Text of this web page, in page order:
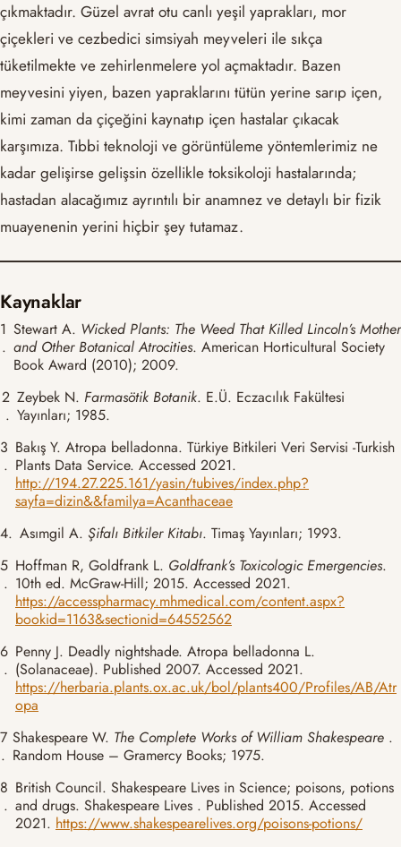
çıkmaktadır. Güzel avrat otu canlı yeşil yaprakları, mor
çiçekleri ve cezbedici simsiyah meyveleri ile sıkça
tüketilmekte ve zehirlenmelere yol açmaktadır. Bazen
meyvesini yiyen, bazen yapraklarını tütün yerine sarıp içen,
kimi zaman da çiçeğini kaynatıp içen hastalar çıkacak
karşımıza. Tıbbi teknoloji ve görüntüleme yöntemlerimiz ne
kadar gelişirse gelişsin özellikle toksikoloji hastalarında;
hastadan alacağımız ayrıntılı bir anamnez ve detaylı bir fizik
muayenenin yerini hiçbir şey tutamaz.
Kaynaklar
1
.
Stewart A. Wicked Plants: The Weed That Killed Lincoln’s Mother
and Other Botanical Atrocities. American Horticultural Society
Book Award (2010); 2009.
2
.
Zeybek N. Farmasötik Botanik. E.Ü. Eczacılık Fakültesi
Yayınları; 1985.
3
.
Bakış Y. Atropa belladonna. Türkiye Bitkileri Veri Servisi -Turkish
Plants Data Service. Accessed 2021.
http://194.27.225.161/yasin/tubives/index.php?
sayfa=dizin&&familya=Acanthaceae
4. Asımgil A. Şifalı Bitkiler Kitabı. Timaş Yayınları; 1993.
5
.
Hoffman R, Goldfrank L. Goldfrank’s Toxicologic Emergencies.
10th ed. McGraw-Hill; 2015. Accessed 2021.
https://accesspharmacy.mhmedical.com/content.aspx?
bookid=1163&sectionid=64552562
6
.
Penny J. Deadly nightshade. Atropa belladonna L.
(Solanaceae). Published 2007. Accessed 2021.
https://herbaria.plants.ox.ac.uk/bol/plants400/Profiles/AB/Atr
opa
7
.
Shakespeare W. The Complete Works of William Shakespeare .
Random House – Gramercy Books; 1975.
8
.
British Council. Shakespeare Lives in Science; poisons, potions
and drugs. Shakespeare Lives . Published 2015. Accessed
2021. https://www.shakespearelives.org/poisons-potions/